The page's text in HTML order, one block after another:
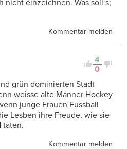
nicht einzeichnen. Was soll‘s;
Kommentar melden
4
0
grün dominierten Stadt
weisse alte Männer Hockey
junge Frauen Fussball
Lesben ihre Freude, wie sie
taten.
Kommentar melden